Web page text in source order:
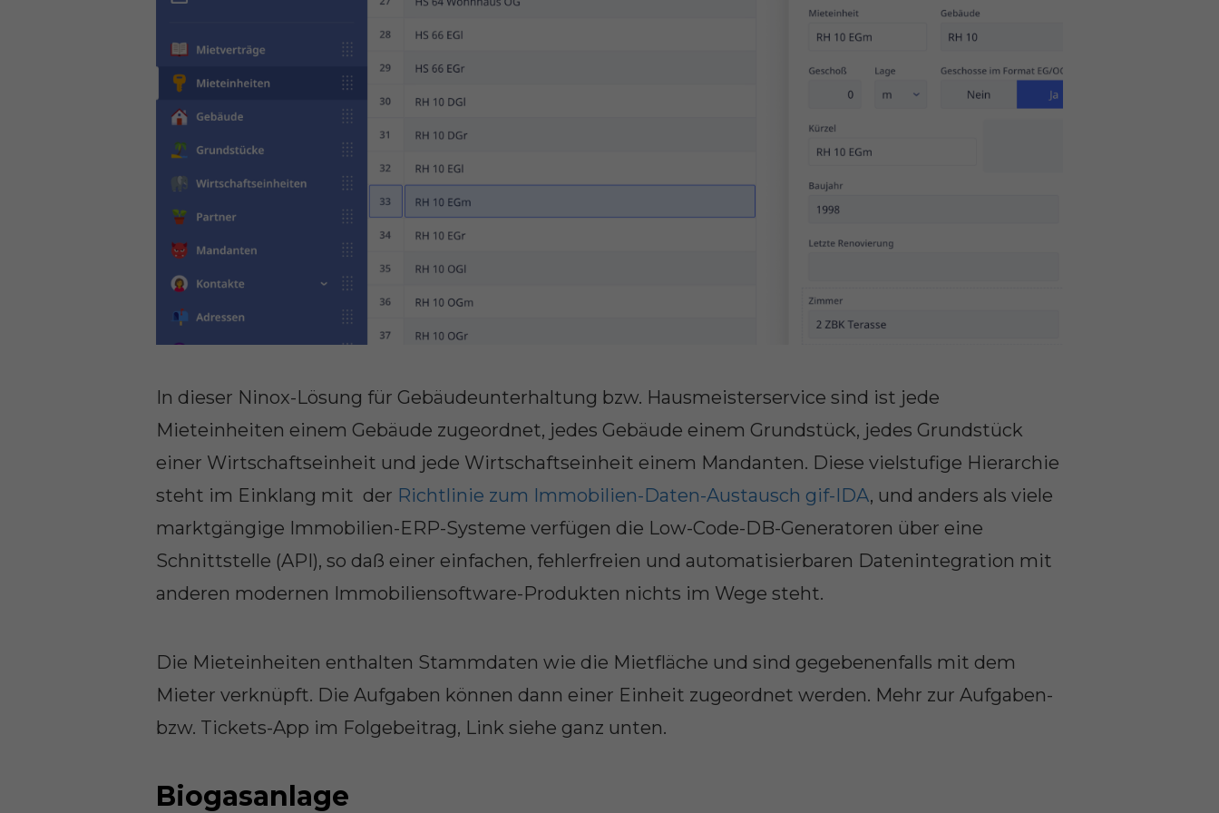
In dieser Ninox-Lösung für Gebäudeunterhaltung bzw. Hausmeisterservice sind ist jede
Mieteinheiten einem Gebäude zugeordnet, jedes Gebäude einem Grundstück, jedes Grundstück
einer Wirtschaftseinheit und jede Wirtschaftseinheit einem Mandanten. Diese vielstufige Hierarchie
steht im Einklang mit der Richtlinie zum Immobilien-Daten-Austausch gif-IDA, und anders als viele
marktgängige Immobilien-ERP-Systeme verfügen die Low-Code-DB-Generatoren über eine
Schnittstelle (API), so daß einer einfachen, fehlerfreien und automatisierbaren Datenintegration mit
anderen modernen Immobiliensoftware-Produkten nichts im Wege steht.
Die Mieteinheiten enthalten Stammdaten wie die Mietfläche und sind gegebenenfalls mit dem
Mieter verknüpft. Die Aufgaben können dann einer Einheit zugeordnet werden. Mehr zur Aufgaben-
bzw. Tickets-App im Folgebeitrag, Link siehe ganz unten.
Biogasanlage